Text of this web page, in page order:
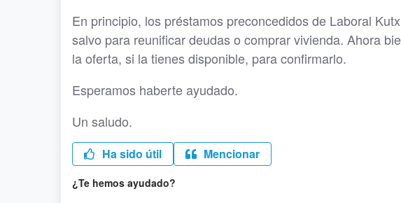
En principio, los préstamos preconcedidos de Laboral
salvo para reunificar deudas o comprar vivienda. Ahora
la oferta, si la tienes disponible, para confirmarlo.
Esperamos haberte ayudado.
Un saludo.
Ha sido útil Mencionar
¿Te hemos ayudado?